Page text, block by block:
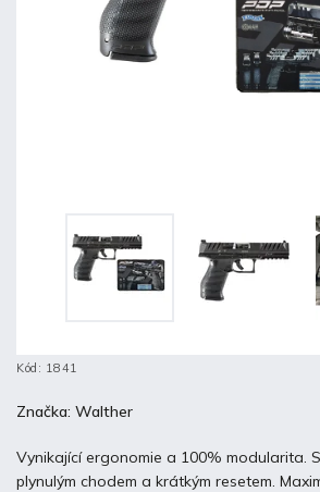
Kód: 1841
Vynikající ergonomie a 100% modularita.
plynulým chodem a krátkým resetem.
Značka: Walther